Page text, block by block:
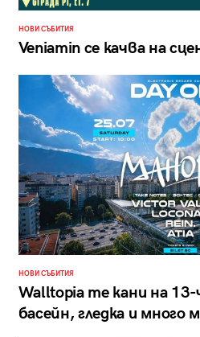
НОВИ СЪБИТИЯ
Veniamin се качва на
НОВИ СЪБИТИЯ
Walltopia те кани на
басейн, гледка и много